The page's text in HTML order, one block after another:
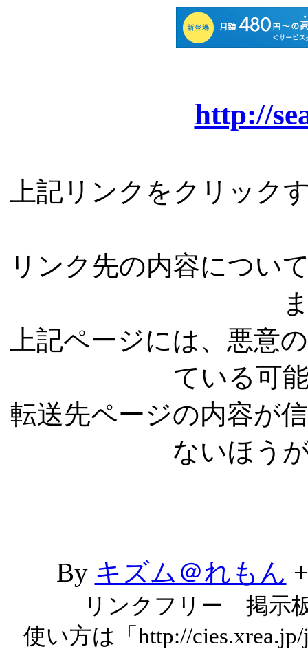
http://
上記リンクをクリック
リンク先の内容につい
上記ページには、悪意
ている可
転送先ページの内容が
ないほう
By キズム＠れもん
リンクフリー 掲示
使い方は「http://